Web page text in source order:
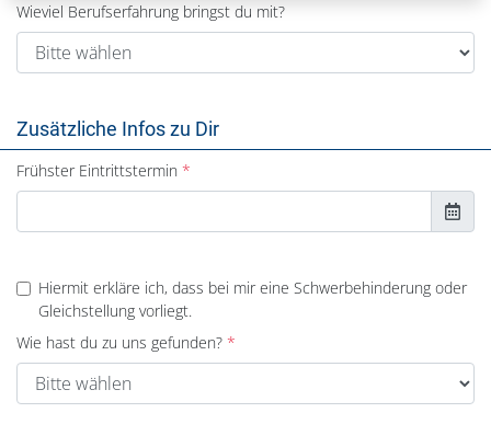
Wieviel Berufserfahrung bringst du mit?
Zusätzliche Infos zu Dir
Frühster Eintrittstermin
Hiermit erkläre ich, dass bei mir eine Schwerbehinderung oder
Gleichstellung vorliegt.
Wie hast du zu uns gefunden?